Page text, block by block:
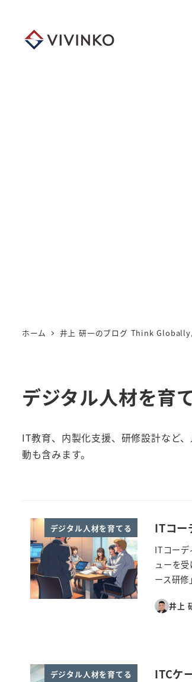
ホーム 井上 研一のブログ Think
デジタル人材を育
IT教育、内製化支援、研修設計など
動も含みます。
デジタル人材を育てる ITコー
ITコーデ
ューを
ース研
井上
デジタル人材を育てる ITCケ